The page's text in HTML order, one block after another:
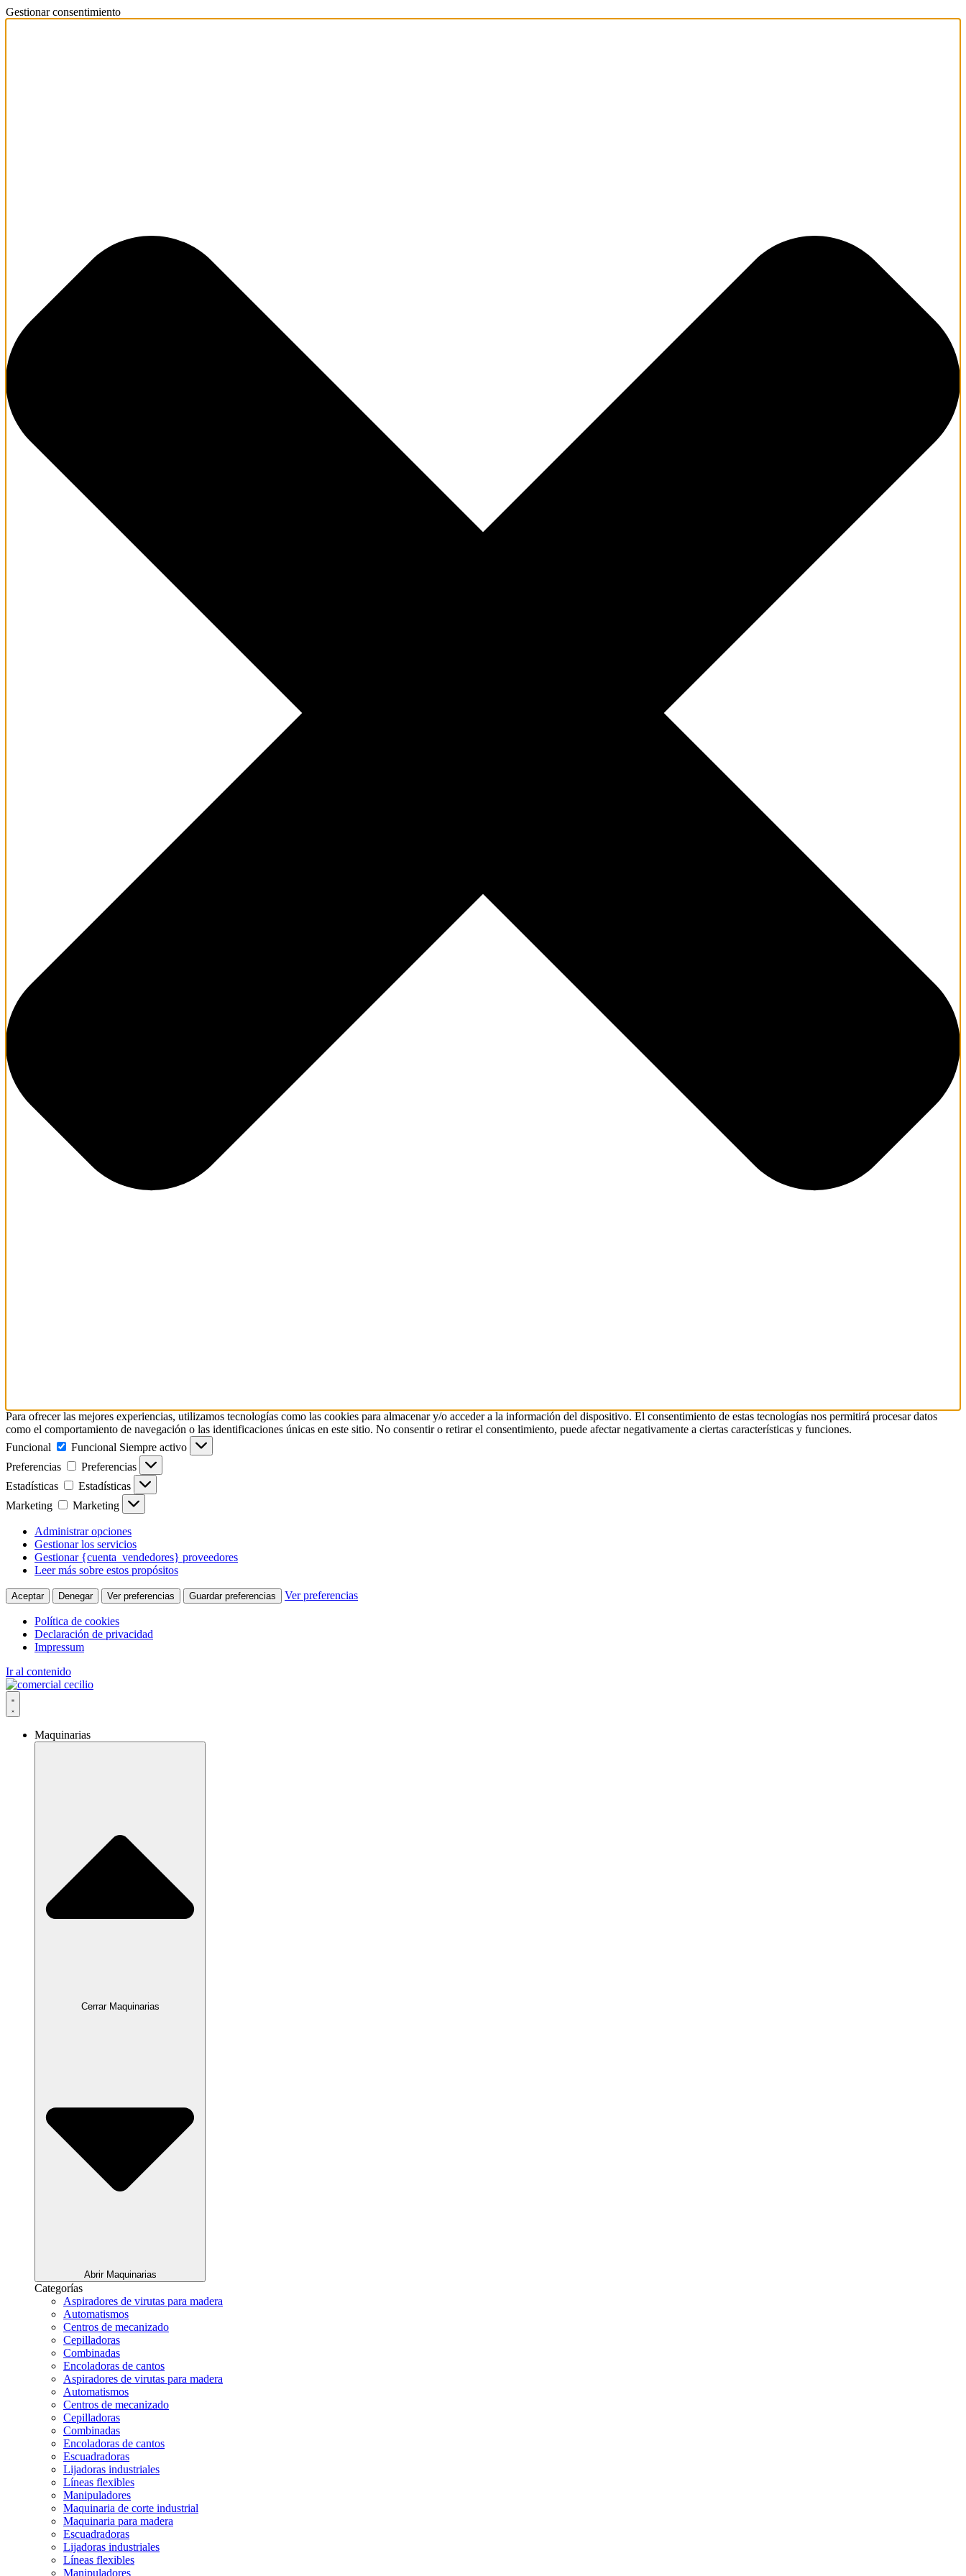
Gestionar consentimiento
Para ofrecer las mejores experiencias, utilizamos tecnologías como las cookies para almacenar y/o acceder a la información del dispositivo. El consentimiento de estas tecnologías nos permitirá procesar datos
como el comportamiento de navegación o las identificaciones únicas en este sitio. No consentir o retirar el consentimiento, puede afectar negativamente a ciertas características y funciones.
Funcional
Funcional Siempre activo
Preferencias
Preferencias
Estadísticas
Estadísticas
Marketing
Marketing
Administrar opciones
Gestionar los servicios
Gestionar {cuenta_vendedores} proveedores
Leer más sobre estos propósitos
Aceptar Denegar Ver preferencias Guardar preferencias Ver preferencias
Política de cookies
Declaración de privacidad
Impressum
Ir al contenido
Maquinarias
Cerrar Maquinarias
Abrir Maquinarias
Categorías
Aspiradores de virutas para madera
Automatismos
Centros de mecanizado
Cepilladoras
Combinadas
Encoladoras de cantos
Aspiradores de virutas para madera
Automatismos
Centros de mecanizado
Cepilladoras
Combinadas
Encoladoras de cantos
Escuadradoras
Lijadoras industriales
Líneas flexibles
Manipuladores
Maquinaria de corte industrial
Maquinaria para madera
Escuadradoras
Lijadoras industriales
Líneas flexibles
Manipuladores